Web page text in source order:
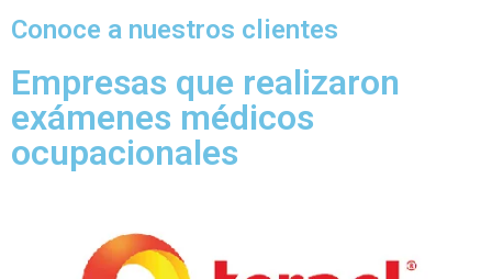
Conoce a nuestros clientes
Empresas que realizaron
exámenes médicos
ocupacionales